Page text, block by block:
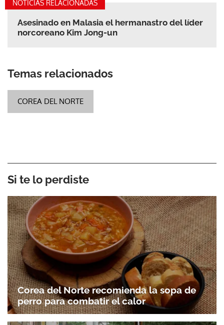
NOTICIAS RELACIONADAS
Asesinado en Malasia el hermanastro del líder
norcoreano Kim Jong-un
Temas relacionados
COREA DEL NORTE
Si te lo perdiste
Corea del Norte recomienda la sopa de
perro para combatir el calor